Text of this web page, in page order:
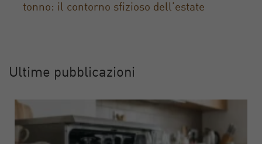
tonno: il contorno sfizioso dell’estate
Ultime pubblicazioni